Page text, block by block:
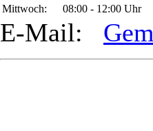
Mittwoch:
08:00 - 12:00 Uhr
E-Mail: